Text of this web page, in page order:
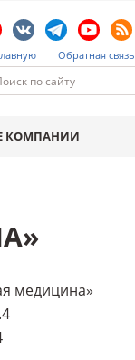
Обратная связь
КОМПАНИИ
медицина»